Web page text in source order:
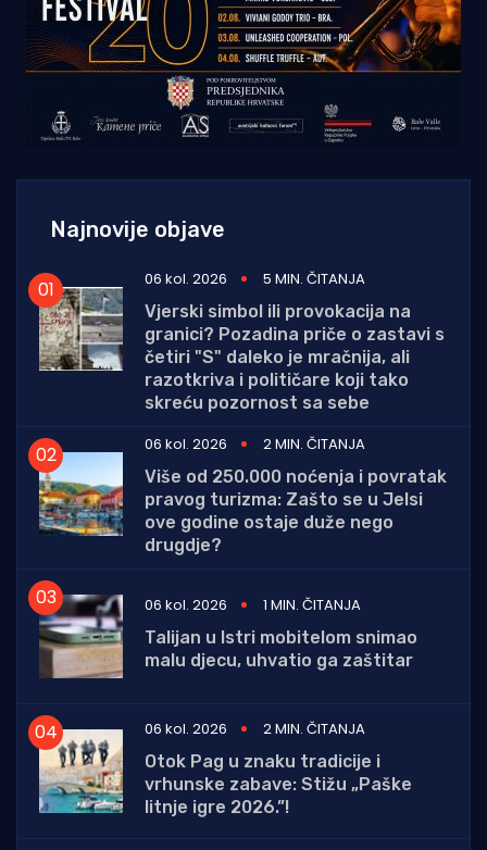
Najnovije objave
06 kol. 2026
5 MIN. ČITANJA
Vjerski simbol ili provokacija na
granici? Pozadina priče o zastavi s
četiri "S" daleko je mračnija, ali
razotkriva i političare koji tako
skreću pozornost sa sebe
06 kol. 2026
2 MIN. ČITANJA
Više od 250.000 noćenja i povratak
pravog turizma: Zašto se u Jelsi
ove godine ostaje duže nego
drugdje?
06 kol. 2026
1 MIN. ČITANJA
Talijan u Istri mobitelom snimao
malu djecu, uhvatio ga zaštitar
06 kol. 2026
2 MIN. ČITANJA
Otok Pag u znaku tradicije i
vrhunske zabave: Stižu „Paške
litnje igre 2026.”!